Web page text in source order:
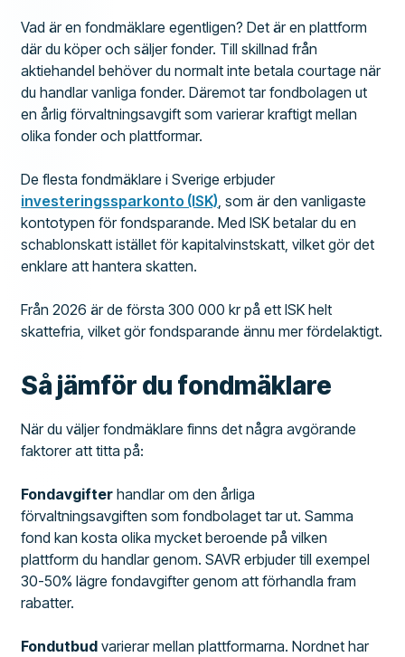
Vad är en fondmäklare egentligen? Det är en plattform
där du köper och säljer fonder. Till skillnad från
aktiehandel behöver du normalt inte betala courtage när
du handlar vanliga fonder. Däremot tar fondbolagen ut
en årlig förvaltningsavgift som varierar kraftigt mellan
olika fonder och plattformar.
De flesta fondmäklare i Sverige erbjuder
investeringssparkonto (ISK) , som är den vanligaste
kontotypen för fondsparande. Med ISK betalar du en
schablonskatt istället för kapitalvinstskatt, vilket gör det
enklare att hantera skatten.
Från 2026 är de första 300 000 kr på ett ISK helt
skattefria, vilket gör fondsparande ännu mer fördelaktigt.
Så jämför du fondmäklare
När du väljer fondmäklare finns det några avgörande
faktorer att titta på:
Fondavgifter handlar om den årliga
förvaltningsavgiften som fondbolaget tar ut. Samma
fond kan kosta olika mycket beroende på vilken
plattform du handlar genom. SAVR erbjuder till exempel
30-50% lägre fondavgifter genom att förhandla fram
rabatter.
Fondutbud varierar mellan plattformarna. Nordnet har